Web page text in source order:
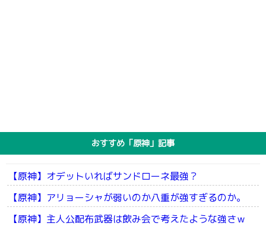
おすすめ「原神」記事
【原神】オデットいればサンドローネ最強？
【原神】アリョーシャが弱いのか八重が強すぎるのか。
【原神】主人公配布武器は飲み会で考えたような強さｗ